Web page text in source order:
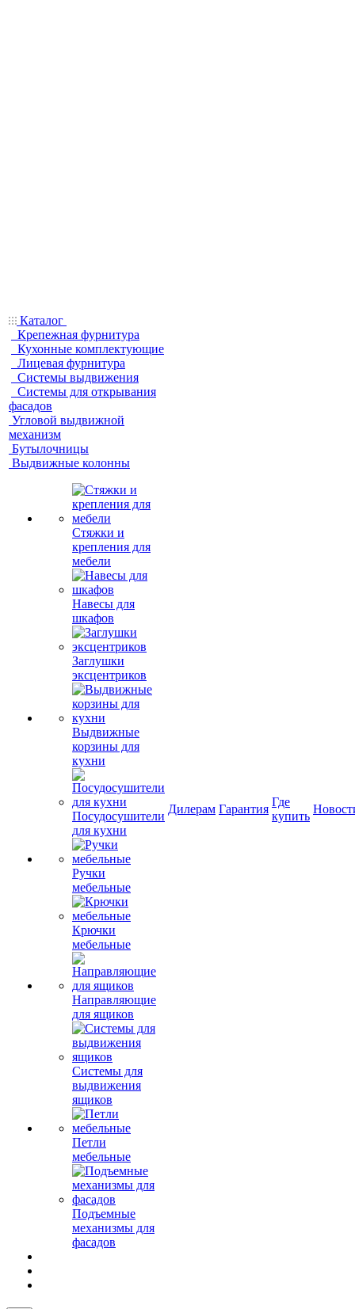
Каталог
Крепежная фурнитура
Кухонные комплектующие
Лицевая фурнитура
Системы выдвижения
Системы для открывания
фасадов
Угловой выдвижной
механизм
Бутылочницы
Выдвижные колонны
Стяжки и
крепления для
мебели
Навесы для
шкафов
Заглушки
эксцентриков
Выдвижные
корзины для
кухни
Посудосушители
для кухни
Ручки
мебельные
Крючки
мебельные
Направляющие
для ящиков
Системы для
выдвижения
ящиков
Петли
мебельные
Подъемные
механизмы для
фасадов
Дилерам Гарантия
Где
купить